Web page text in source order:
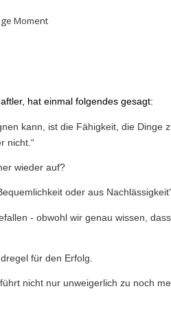
Moment
hat einmal folgendes gesagt:
kann, ist die Fähigkeit, die Dinge
nicht.“
wieder auf?
oder aus
- obwohl wir genau wissen,
für den Erfolg.
nicht nur unweigerlich zu noch